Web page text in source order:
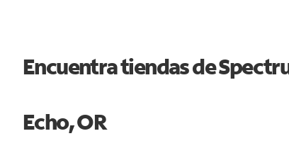
Encuentra tiendas de
Echo, OR